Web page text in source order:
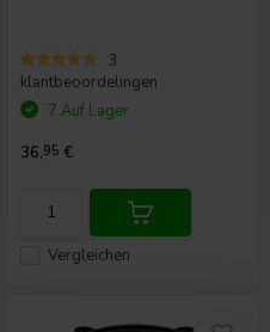
3
klantbeoordelingen
Vergleichen
7 Auf Lager
36,95 €